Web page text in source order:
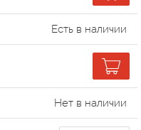
Есть в наличии
Нет в наличии